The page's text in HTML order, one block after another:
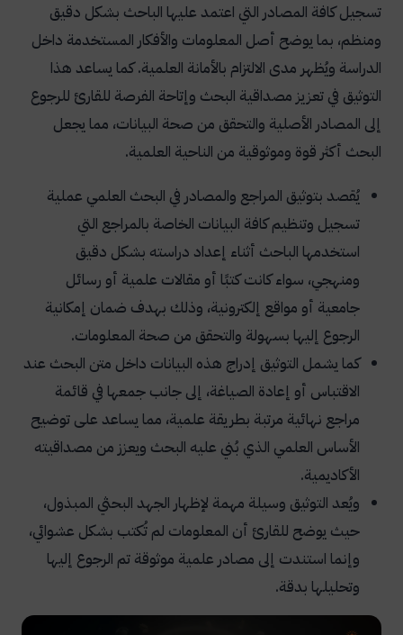
تسجيل كافة المصادر التي اعتمد عليها الباحث بشكل دقيق
ومنظم، بما يوضح أصل المعلومات والأفكار المستخدمة داخل
الدراسة ويُظهر مدى الالتزام بالأمانة العلمية. كما يساعد هذا
التوثيق في تعزيز مصداقية البحث وإتاحة الفرصة للقارئ للرجوع
إلى المصادر الأصلية والتحقق من صحة البيانات، مما يجعل
البحث أكثر قوة وموثوقية من الناحية العلمية.
يُقصد بتوثيق المراجع والمصادر في البحث العلمي عملية
تسجيل وتنظيم كافة البيانات الخاصة بالمراجع التي
استخدمها الباحث أثناء إعداد دراسته بشكل دقيق
ومنهجي، سواء كانت كتبًا أو مقالات علمية أو رسائل
جامعية أو مواقع إلكترونية، وذلك بهدف ضمان إمكانية
الرجوع إليها بسهولة والتحقق من صحة المعلومات.
كما يشمل التوثيق إدراج هذه البيانات داخل متن البحث عند
الاقتباس أو إعادة الصياغة، إلى جانب جمعها في قائمة
مراجع نهائية مرتبة بطريقة علمية، مما يساعد على توضيح
الأساس العلمي الذي بُني عليه البحث ويعزز من مصداقيته
الأكاديمية.
ويُعد التوثيق وسيلة مهمة لإظهار الجهد البحثي المبذول،
حيث يوضح للقارئ أن المعلومات لم تُكتب بشكل عشوائي،
وإنما استندت إلى مصادر علمية موثوقة تم الرجوع إليها
وتحليلها بدقة.